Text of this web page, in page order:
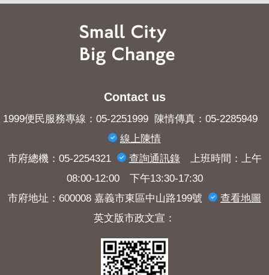
Contact us
1999便民服務專線：05-2251999 陳情傳真：05-2285949
線上陳情
市府總機：05-2254321
查詢​通訊錄上班時間：上午
08:00-12:00 下午13:30-17:30
市府地址：600008 嘉義市東區中山路199號
查看地圖
英文版市政文宣：